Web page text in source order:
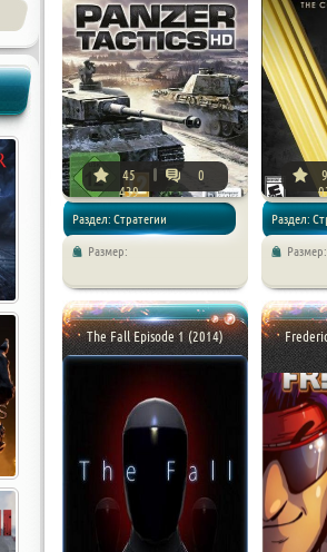
45
439
0
Раздел: Стратегии
Размер:
Раздел:
Размер:
The Fall Episode 1 (2014)